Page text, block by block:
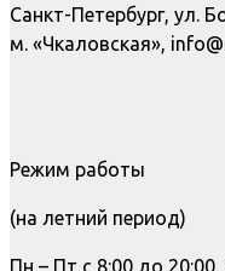
Санкт-Петербург, ул.
м. «Чкаловская»,
Режим работы
(на летний период)
Пн – Пт с 8:00 до